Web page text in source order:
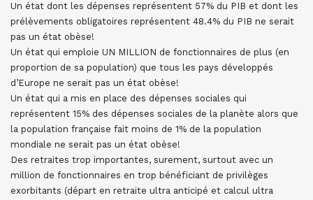
Un état dont les dépenses représentent 57% du PIB et dont les
prélèvements obligatoires représentent 48.4% du PIB ne serait
pas un état obèse!
Un état qui emploie UN MILLION de fonctionnaires de plus (en
proportion de sa population) que tous les pays développés
d’Europe ne serait pas un état obèse!
Un état qui a mis en place des dépenses sociales qui
représentent 15% des dépenses sociales de la planète alors que
la population française fait moins de 1% de la population
mondiale ne serait pas un état obèse!
Des retraites trop importantes, surement, surtout avec un
million de fonctionnaires en trop bénéficiant de privilèges
exorbitants (départ en retraite ultra anticipé et calcul ultra